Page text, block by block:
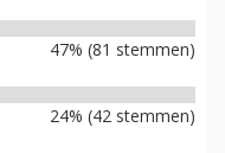
47% (81 stemmen)
24% (42 stemmen)